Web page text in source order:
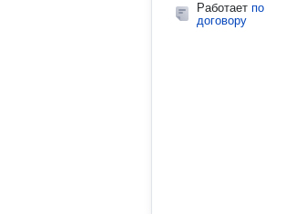
Работает по
договору